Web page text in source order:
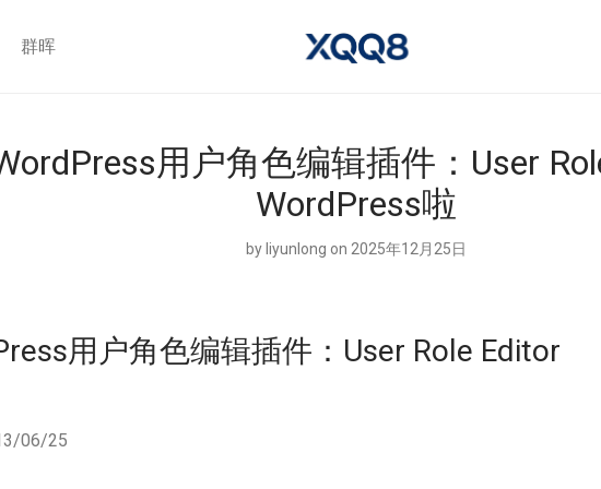
群晖
用户角色编辑插件：User
WordPress啦
by liyunlong on 2025年12月25日
用户角色编辑插件：User Role Editor
06/25